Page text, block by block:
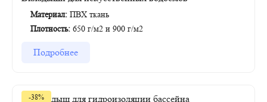
Материал: ПВХ ткань
Плотность: 650 г/м2 и 900 г/м2
Подробнее
-38%